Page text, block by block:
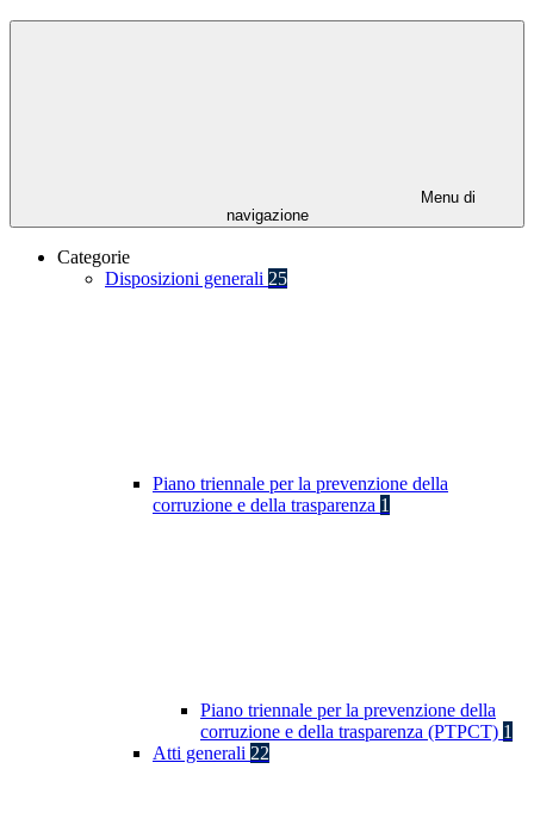
Menu di
navigazione
Categorie
Disposizioni generali 25
Piano triennale per la prevenzione della
corruzione e della trasparenza 1
Piano triennale per la prevenzione della
corruzione e della trasparenza (PTPCT) 1
Atti generali 22